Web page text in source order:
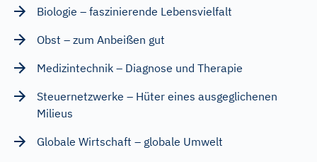
Biologie – faszinierende Lebensvielfalt
Obst – zum Anbeißen gut
Medizintechnik – Diagnose und Therapie
Steuernetzwerke – Hüter eines ausgeglichenen
Milieus
Globale Wirtschaft – globale Umwelt